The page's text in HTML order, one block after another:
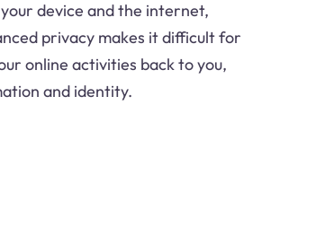
device and the internet,
privacy makes it difficult for
online activities back to you,
and identity.